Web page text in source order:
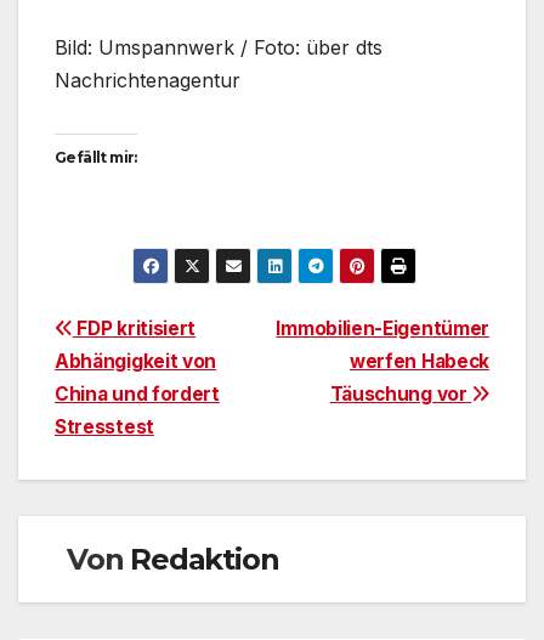
Bild: Umspannwerk / Foto: über dts
Nachrichtenagentur
Gefällt mir:
Beitragsnavigation
Immobilien-Eigentümer
werfen Habeck
Täuschung vor
FDP kritisiert
Abhängigkeit von
China und fordert
Stresstest
Von Redaktion